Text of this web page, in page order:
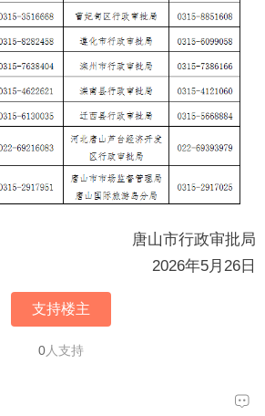
唐山市行政审批局
2026年5月26日
支持楼主
0人支持